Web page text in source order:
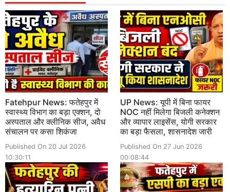
Fatehpur News: फतेहपुर में
स्वास्थ्य विभाग का बड़ा एक्शन, दो
अस्पताल और क्लीनिक सीज, अवैध
संचालन पर कसा शिकंजा
Published On 20 Jul 2026
10:30:11
UP News: यूपी में बिना फायर
NOC नहीं मिलेगा बिजली कनेक्शन
और व्यापार लाइसेंस, योगी सरकार
का बड़ा फैसला, शासनादेश जारी
Published On 27 Jun 2026
00:08:44